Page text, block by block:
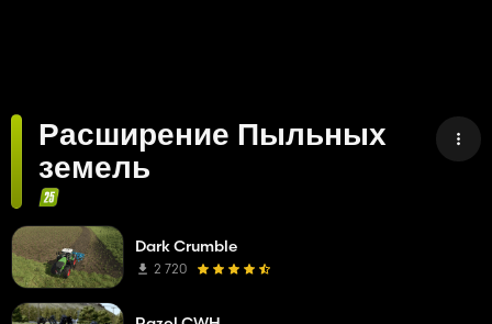
Расширение Пыльных
земель
Dark Crumble
2 720